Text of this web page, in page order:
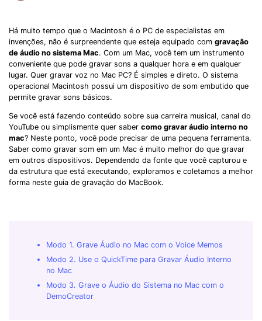
Há muito tempo que o Macintosh é o PC de especialistas em
invenções, não é surpreendente que esteja equipado com gravação
de áudio no sistema Mac. Com um Mac, você tem um instrumento
conveniente que pode gravar sons a qualquer hora e em qualquer
lugar. Quer gravar voz no Mac PC? É simples e direto. O sistema
operacional Macintosh possui um dispositivo de som embutido que
permite gravar sons básicos.
Se você está fazendo conteúdo sobre sua carreira musical, canal do
YouTube ou simplismente quer saber como gravar áudio interno no
mac? Neste ponto, você pode precisar de uma pequena ferramenta.
Saber como gravar som em um Mac é muito melhor do que gravar
em outros dispositivos. Dependendo da fonte que você capturou e
da estrutura que está executando, exploramos e coletamos a melhor
forma neste guia de gravação do MacBook.
Modo 1. Grave Áudio no Mac com o Voice Memos
Modo 2. Use o QuickTime para Gravar Áudio Interno
no Mac
Modo 3. Grave o Áudio do Sistema no Mac com o
DemoCreator